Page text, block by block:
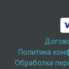
Политика
Обработка